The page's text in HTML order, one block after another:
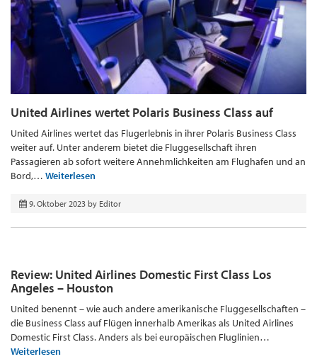
United Airlines wertet Polaris Business Class auf
United Airlines wertet das Flugerlebnis in ihrer Polaris Business Class
weiter auf. Unter anderem bietet die Fluggesellschaft ihren
Passagieren ab sofort weitere Annehmlichkeiten am Flughafen und an
Bord,… Weiterlesen
9. Oktober 2023 by Editor
Review: United Airlines Domestic First Class Los
Angeles – Houston
United benennt – wie auch andere amerikanische Fluggesellschaften –
die Business Class auf Flügen innerhalb Amerikas als United Airlines
Domestic First Class. Anders als bei europäischen Fluglinien…
Weiterlesen